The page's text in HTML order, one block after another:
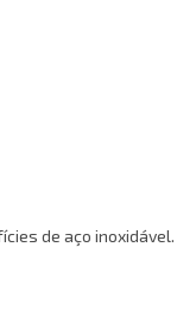
de aço inoxidável.